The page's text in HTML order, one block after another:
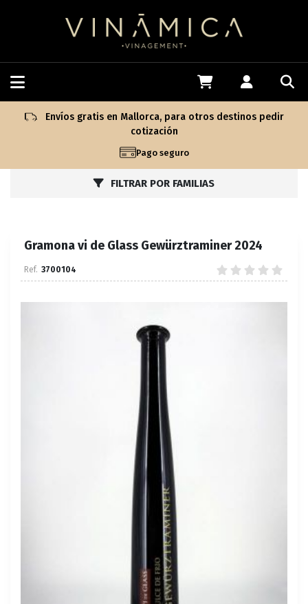
Envíos gratis en Mallorca, para otros destinos pedir
cotización
Pago seguro
FILTRAR POR FAMILIAS
Gramona vi de Glass Gewürztraminer 2024
3700104